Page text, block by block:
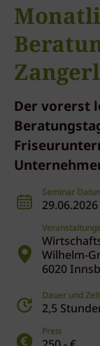
Zangerl
Der vorerst
Seminar
29.06.2026
Wilhelm-
6020
Dauer und
2,5
Preis